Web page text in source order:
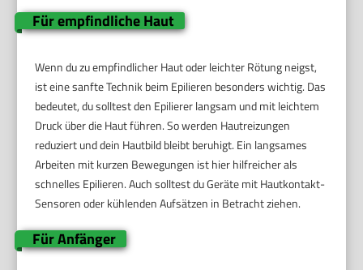
Für empfindliche Haut
Wenn du zu empfindlicher Haut oder leichter Rötung neigst,
ist eine sanfte Technik beim Epilieren besonders wichtig. Das
bedeutet, du solltest den Epilierer langsam und mit leichtem
Druck über die Haut führen. So werden Hautreizungen
reduziert und dein Hautbild bleibt beruhigt. Ein langsames
Arbeiten mit kurzen Bewegungen ist hier hilfreicher als
schnelles Epilieren. Auch solltest du Geräte mit Hautkontakt-
Sensoren oder kühlenden Aufsätzen in Betracht ziehen.
Für Anfänger